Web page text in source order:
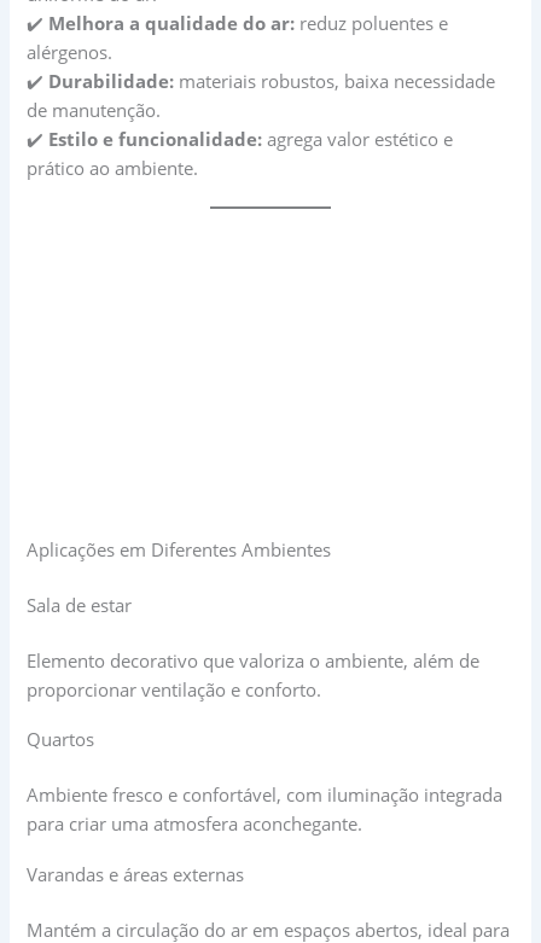
✔️ Melhora a qualidade do ar: reduz poluentes e
alérgenos.
✔️ Durabilidade: materiais robustos, baixa necessidade
de manutenção.
✔️ Estilo e funcionalidade: agrega valor estético e
prático ao ambiente.
Aplicações em Diferentes Ambientes
Sala de estar
Elemento decorativo que valoriza o ambiente, além de
proporcionar ventilação e conforto.
Quartos
Ambiente fresco e confortável, com iluminação integrada
para criar uma atmosfera aconchegante.
Varandas e áreas externas
Mantém a circulação do ar em espaços abertos, ideal para